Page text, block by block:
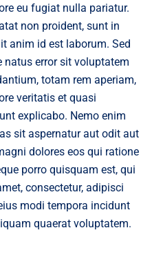
eu fugiat nulla pariatur.
non proident, sunt in
anim id est laborum. Sed
error sit voluptatem
totam rem aperiam,
veritatis et quasi
explicabo. Nemo enim
sit aspernatur aut odit aut
dolores eos qui ratione
porro quisquam est, qui
consectetur, adipisci
modi tempora incidunt
quaerat voluptatem.